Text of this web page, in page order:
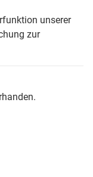
unserer
zur